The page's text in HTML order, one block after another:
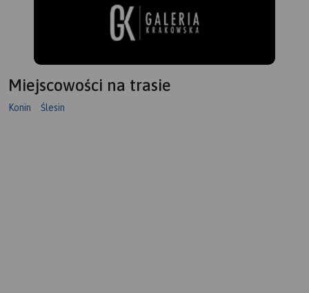
Miejscowości na trasie
Konin Ślesin